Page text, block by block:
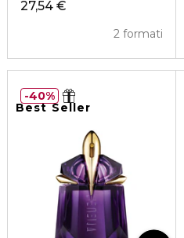
27,54 €
2 formati
Best Seller
40%